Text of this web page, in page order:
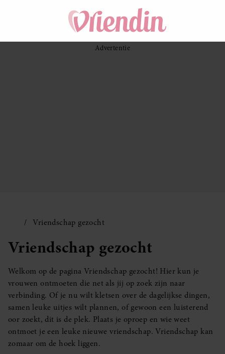
Vriendschap gezocht
Vriendschap gezocht
Welkom op de pagina Vriendschap gezocht! Hier kun je
vrouwen ontmoeten die net als jij op zoek zijn naar
verbinding. Of je nu wilt kletsen over de dagelijkse dingen,
samen leuke uitjes wilt plannen, of gewoon een luisterend
oor zoekt, dit is de plek. Plaats je oproep en wie weet
ontmoet je een leuke nieuwe vriendschap. Vriendschap kan
zomaar om de hoek liggen.